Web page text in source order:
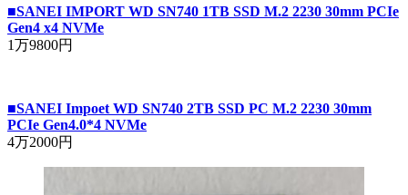
■SANEI IMPORT WD SN740 1TB SSD M.2 2230 30mm PCIe
Gen4 x4 NVMe
1万9800円
■SANEI Impoet WD SN740 2TB SSD PC M.2 2230 30mm
PCIe Gen4.0*4 NVMe
4万2000円